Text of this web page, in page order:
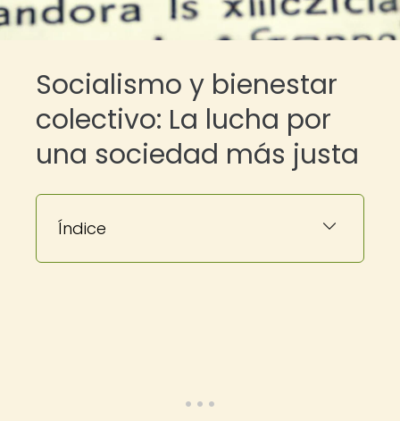
Socialismo y bienestar
colectivo: La lucha por
una sociedad más justa
Índice